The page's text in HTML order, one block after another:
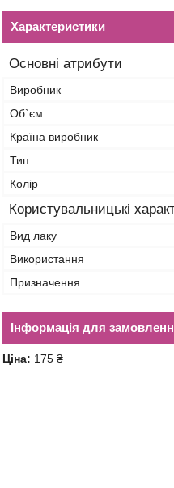
Характеристики
Основні атрибути
Виробник
Об`єм
Країна виробник
Тип
Колір
Користувальницькі
Вид лаку
Використання
Призначення
Інформація для
Ціна: 175 ₴